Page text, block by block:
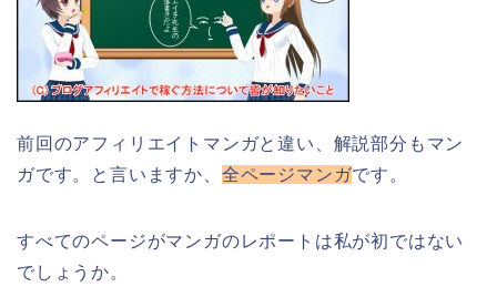
前回のアフィリエイトマンガと違い、解説部分もマン
ガです。と言いますか、 全ページマンガです。
すべてのページがマンガのレポートは私が初ではない
でしょうか。